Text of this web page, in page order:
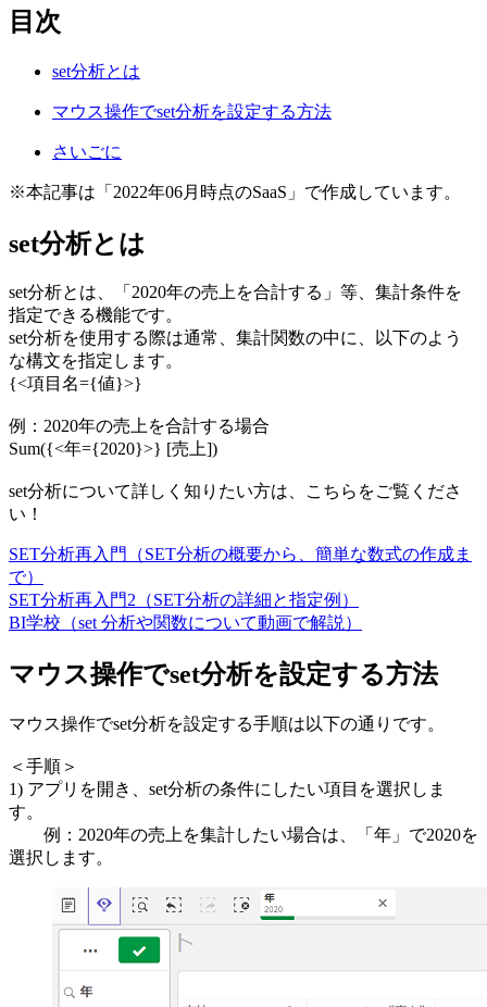
目次
set分析とは
マウス操作でset分析を設定する方法
さいごに
※本記事は「2022年06月時点のSaaS」で作成しています。
set分析とは
set分析とは、「2020年の売上を合計する」等、集計条件を
指定できる機能です。
set分析を使用する際は通常、集計関数の中に、以下のよう
な構文を指定します。
{<項目名={値}>}
例：2020年の売上を合計する場合
Sum({<年={2020}>} [売上])
set分析について詳しく知りたい方は、こちらをご覧くださ
い！
SET分析再入門（SET分析の概要から、簡単な数式の作成ま
で）
SET分析再入門2（SET分析の詳細と指定例）
BI学校（set 分析や関数について動画で解説）
マウス操作でset分析を設定する方法
マウス操作でset分析を設定する手順は以下の通りです。
＜手順＞
1) アプリを開き、set分析の条件にしたい項目を選択しま
す。
例：2020年の売上を集計したい場合は、「年」で2020を
選択します。